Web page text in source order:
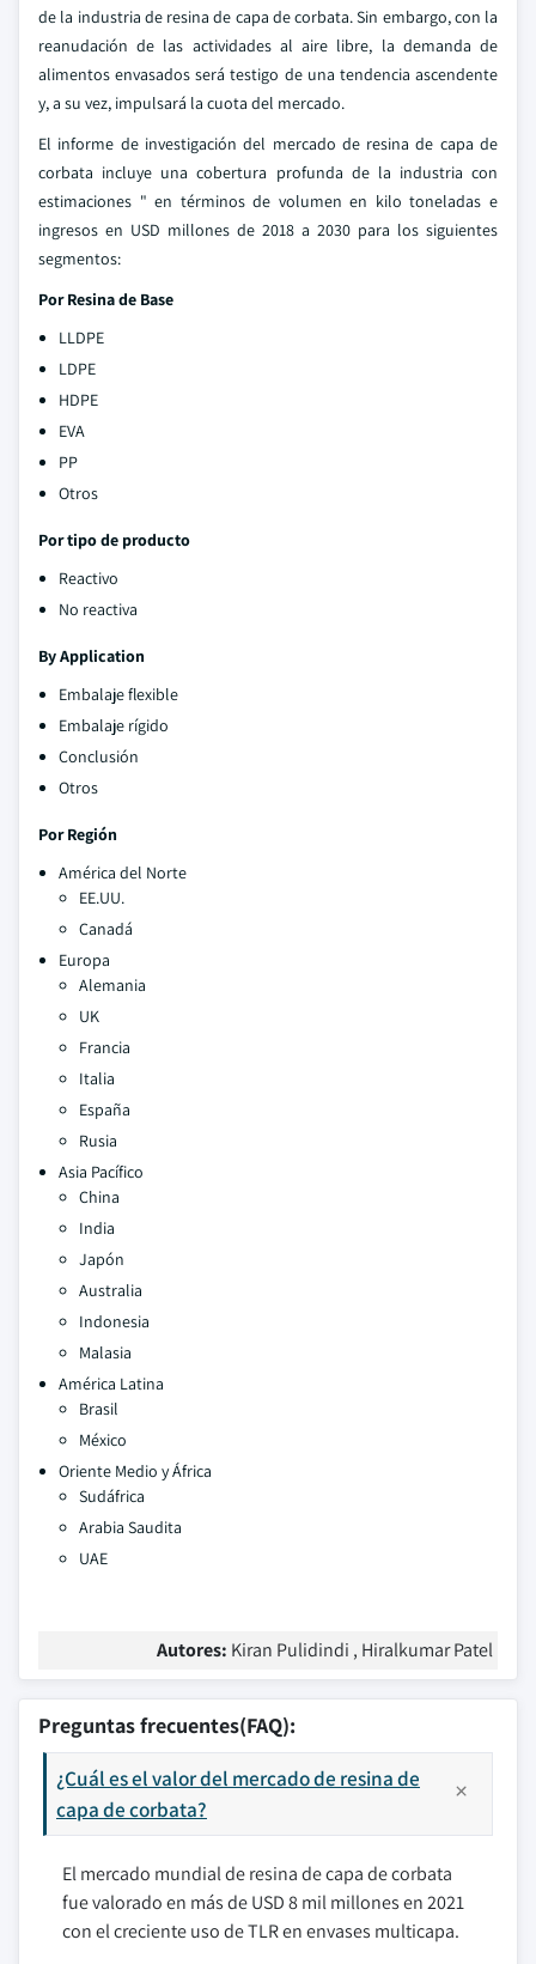
de la industria de resina de capa de corbata. Sin embargo, con la
reanudación de las actividades al aire libre, la demanda de
alimentos envasados será testigo de una tendencia ascendente
y, a su vez, impulsará la cuota del mercado.
El informe de investigación del mercado de resina de capa de
corbata incluye una cobertura profunda de la industria con
estimaciones " en términos de volumen en kilo toneladas e
ingresos en USD millones de 2018 a 2030 para los siguientes
segmentos:
Por Resina de Base
LLDPE
LDPE
HDPE
EVA
PP
Otros
Por tipo de producto
Reactivo
No reactiva
By Application
Embalaje flexible
Embalaje rígido
Conclusión
Otros
Por Región
América del Norte
EE.UU.
Canadá
Europa
Alemania
UK
Francia
Italia
España
Rusia
Asia Pacífico
China
India
Japón
Australia
Indonesia
Malasia
América Latina
Brasil
México
Oriente Medio y África
Sudáfrica
Arabia Saudita
UAE
Autores: Kiran Pulidindi , Hiralkumar Patel
Preguntas frecuentes(FAQ):
¿Cuál es el valor del mercado de resina de
capa de corbata?
El mercado mundial de resina de capa de corbata
fue valorado en más de USD 8 mil millones en 2021
con el creciente uso de TLR en envases multicapa.